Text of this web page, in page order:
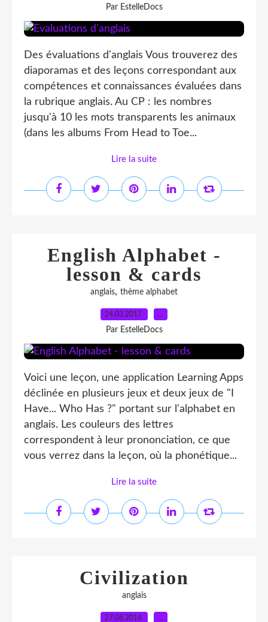
Par EstelleDocs
Des évaluations d'anglais Vous trouverez des
diaporamas et des leçons correspondant aux
compétences et connaissances évaluées dans
la rubrique anglais. Au CP : les nombres
jusqu'à 10 les mots transparents les animaux
(dans les albums From Head to Toe...
Lire la suite
English Alphabet -
lesson & cards
anglais, thème alphabet
24.03.2017 …
Par EstelleDocs
Voici une leçon, une application Learning Apps
déclinée en plusieurs jeux et deux jeux de "I
Have... Who Has ?" portant sur l'alphabet en
anglais. Les couleurs des lettres
correspondent à leur prononciation, ce que
vous verrez dans la leçon, où la phonétique...
Lire la suite
Civilization
anglais
27.08.2016 …